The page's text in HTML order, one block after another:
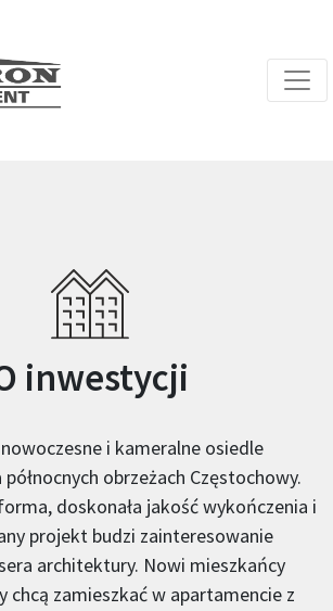
inwestycji
i kameralne osiedle
obrzeżach Częstochowy.
doskonała jakość wykończenia i
projekt budzi zainteresowanie
architektury. Nowi mieszkańcy
chcą zamieszkać w apartamencie z